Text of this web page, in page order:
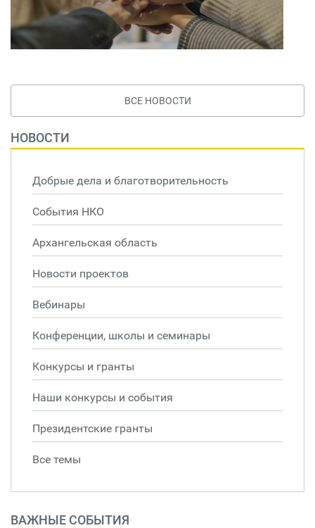
ВСЕ НОВОСТИ
НОВОСТИ
Добрые дела и благотворительность
События НКО
Архангельская область
Новости проектов
Вебинары
Конференции, школы и семинары
Конкурсы и гранты
Наши конкурсы и события
Президентские гранты
Все темы
ВАЖНЫЕ СОБЫТИЯ